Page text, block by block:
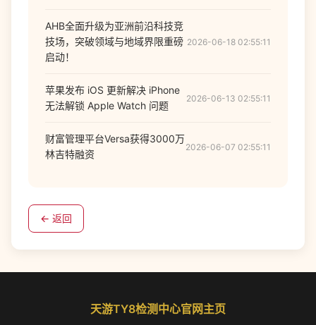
AHB全面升级为亚洲前沿科技竞
技场，突破领域与地域界限重磅
启动！
2026-06-18 02:55:11
苹果发布 iOS 更新解决 iPhone
无法解锁 Apple Watch 问题
2026-06-13 02:55:11
财富管理平台Versa获得3000万
林吉特融资
2026-06-07 02:55:11
← 返回
天游TY8检测中心官网主页